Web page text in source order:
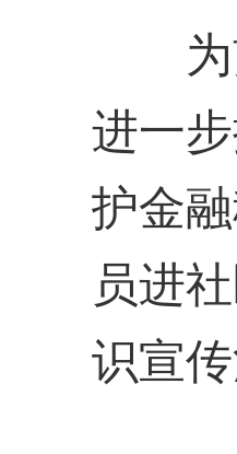
为贯
进一
护金
员进
识宣传